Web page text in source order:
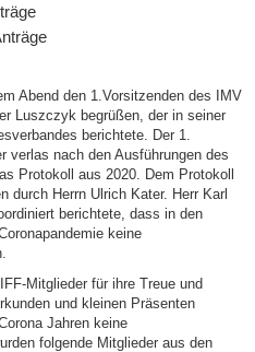
Abend den 1.Vorsitzenden des IMV
Luszczyk begrüßen, der in seiner
berichtete. Der 1.
verlas nach den Ausführungen des
Protokoll aus 2020. Dem Protokoll
durch Herrn Ulrich Kater. Herr Karl
berichtete, dass in den
keine
Mitglieder für ihre Treue und
und kleinen Präsenten
Jahren keine
folgende Mitglieder aus den